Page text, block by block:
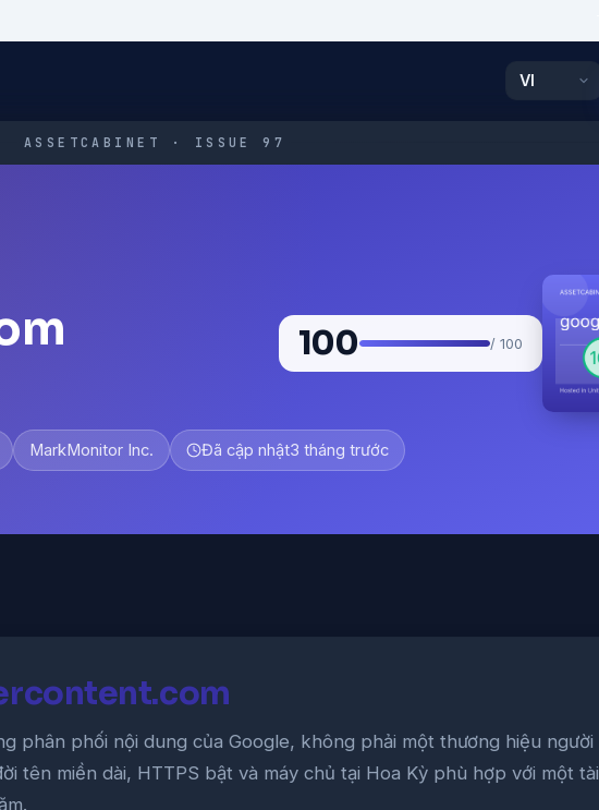
ASSETCABINET · ISSUE 97
100 / 100
MarkMonitor Inc. Đã cập nhật3 tháng trước
phân phối nội dung của Google, không phải một thương hiệu người
tên miền dài, HTTPS bật và máy chủ tại Hoa Kỳ phù hợp với một tài